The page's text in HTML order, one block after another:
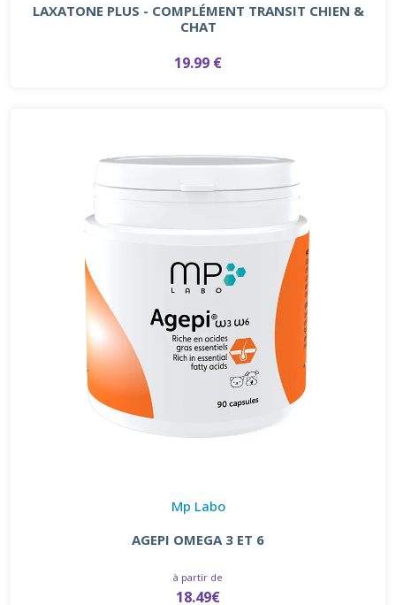
LAXATONE PLUS - COMPLÉMENT TRANSIT CHIEN &
CHAT
19.99 €
Mp Labo
AGEPI OMEGA 3 ET 6
à partir de
18.49€